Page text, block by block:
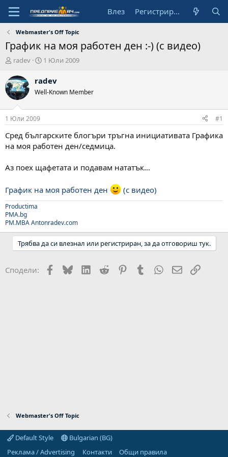
Влез Регистрирай се
Webmaster's Off Topic
График на моя работен ден :-) (с видео)
А
т
о
р
radev
Н
ч
а
л
д
а
т
а
1 Юли 2009
radev
Well-Known Member
1 Юли 2009 #1
Сред българските блогъри тръгна инициативата Графика
на моя работен ден/седмица.
Аз поех щафетата и подавам нататък...
График на моя работен ден (с видео)
Productima
PMA.bg
PM.MBAAntonradev.com
Трябва да си влезнал или регистриран, за да отговориш тук.
Сподели: Facebook
BlueskyLinkedIn
Reddit PinterestTumblr WhatsApp
EmailLink
Webmaster's Off Topic
Default Style
Bulgarian (BG)
Реклама / Advertising
Контакти
Общи правила